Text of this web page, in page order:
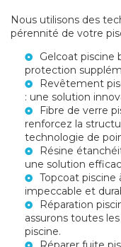
Nous utilisons des
pérennité de votre
Gelcoat piscine
protection
Revêtement
: une solution
Fibre de verre
renforcez la
technologie de
Résine
une solution
Topcoat piscine
impeccable et
Réparation
assurons toutes
piscine.